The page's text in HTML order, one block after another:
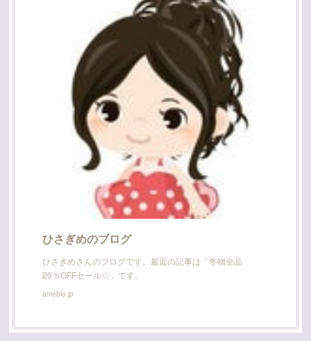
ひさぎめのブログ
ひさぎめさんのブログです。最近の記事は「冬物全品
20％OFFセール☆」です。
ameblo.jp